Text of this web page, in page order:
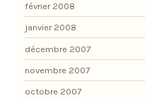
février 2008
janvier 2008
décembre 2007
novembre 2007
octobre 2007